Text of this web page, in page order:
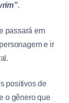
.
passará em
e ir
positivos de
o gênero que